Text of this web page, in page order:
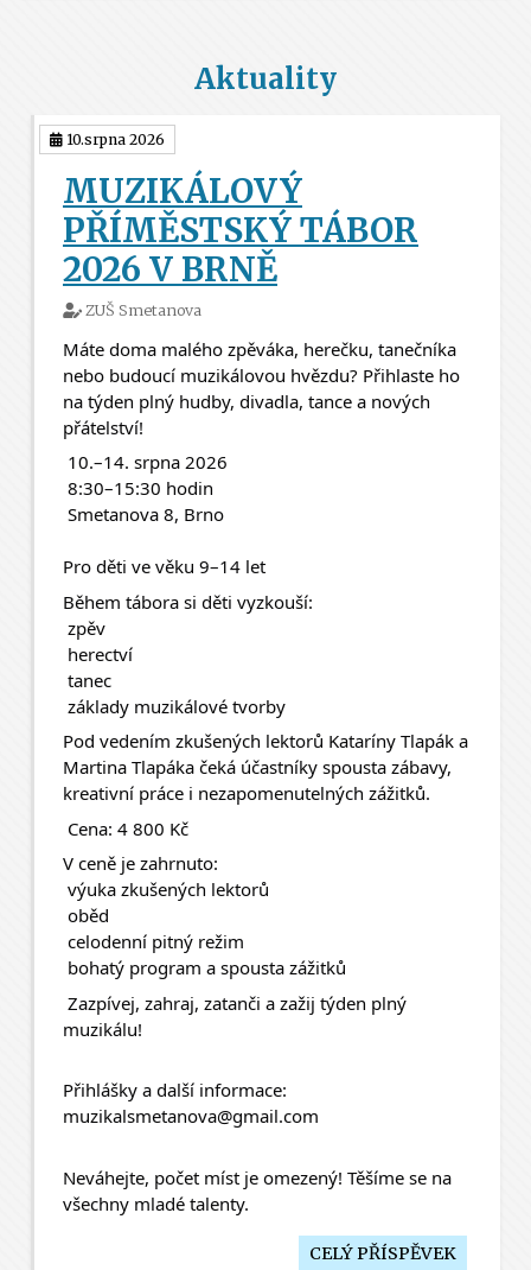
Aktuality
10.srpna 2026
MUZIKÁLOVÝ
PŘÍMĚSTSKÝ TÁBOR
2026 V BRNĚ
ZUŠ Smetanova
Máte doma malého zpěváka, herečku, tanečníka
nebo budoucí muzikálovou hvězdu? Přihlaste ho
na týden plný hudby, divadla, tance a nových
přátelství!
10.–14. srpna 2026
8:30–15:30 hodin
Smetanova 8, Brno
Pro děti ve věku 9–14 let
Během tábora si děti vyzkouší:
zpěv
herectví
tanec
základy muzikálové tvorby
Pod vedením zkušených lektorů Kataríny Tlapák a
Martina Tlapáka čeká účastníky spousta zábavy,
kreativní práce i nezapomenutelných zážitků.
Cena: 4 800 Kč
V ceně je zahrnuto:
výuka zkušených lektorů
oběd
celodenní pitný režim
bohatý program a spousta zážitků
muzikálu!
Přihlášky a další informace:
muzikalsmetanova@gmail.com
Neváhejte, počet míst je omezený! Těšíme se na
všechny mladé talenty.
CELÝ PŘÍSPĚVEK